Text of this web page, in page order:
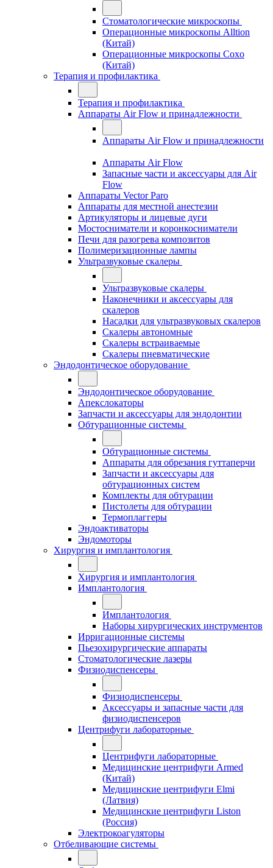
Стоматологические микроскопы
Операционные микроскопы Alltion
(Китай)
Операционные микроскопы Coxo
(Китай)
Терапия и профилактика
Терапия и профилактика
Аппараты Air Flow и принадлежности
Аппараты Air Flow и принадлежности
Аппараты Air Flow
Запасные части и аксессуары для Air
Flow
Аппараты Vector Paro
Аппараты для местной анестезии
Артикуляторы и лицевые дуги
Мостосниматели и коронкосниматели
Печи для разогрева композитов
Полимеризационные лампы
Ультразвуковые скалеры
Ультразвуковые скалеры
Наконечники и аксессуары для
скалеров
Насадки для ультразвуковых скалеров
Скалеры автономные
Скалеры встраиваемые
Скалеры пневматические
Эндодонтическое оборудование
Эндодонтическое оборудование
Апекслокаторы
Запчасти и аксессуары для эндодонтии
Обтурационные системы
Обтурационные системы
Аппараты для обрезания гуттаперчи
Запчасти и аксессуары для
обтурационных систем
Комплекты для обтурации
Пистолеты для обтурации
Термоплаггеры
Эндоактиваторы
Эндомоторы
Хирургия и имплантология
Хирургия и имплантология
Имплантология
Имплантология
Наборы хирургических инструментов
Ирригационные системы
Пьезохирургические аппараты
Стоматологические лазеры
Физиодиспенсеры
Физиодиспенсеры
Аксессуары и запасные части для
физиодиспенсеров
Центрифуги лабораторные
Центрифуги лабораторные
Медицинские центрифуги Armed
(Китай)
Медицинские центрифуги Elmi
(Латвия)
Медицинские центрифуги Liston
(Россия)
Электрокоагуляторы
Отбеливающие системы